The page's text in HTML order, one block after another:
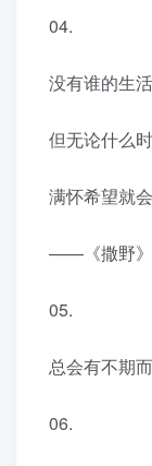
04.
没有谁的生
但无论什么
满怀希望就
——《撒野》
05.
总会有不期
06.